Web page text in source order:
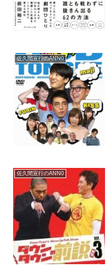
佐久間宣行のANN0
佐久間宣行のANN0